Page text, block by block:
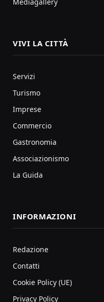
Mediagallery
VIVI LA CITTÀ
Servizi
Turismo
Imprese
Commercio
Gastronomia
Associazionismo
La Guida
INFORMAZIONI
Redazione
Contatti
Cookie Policy (UE)
Privacy Policy